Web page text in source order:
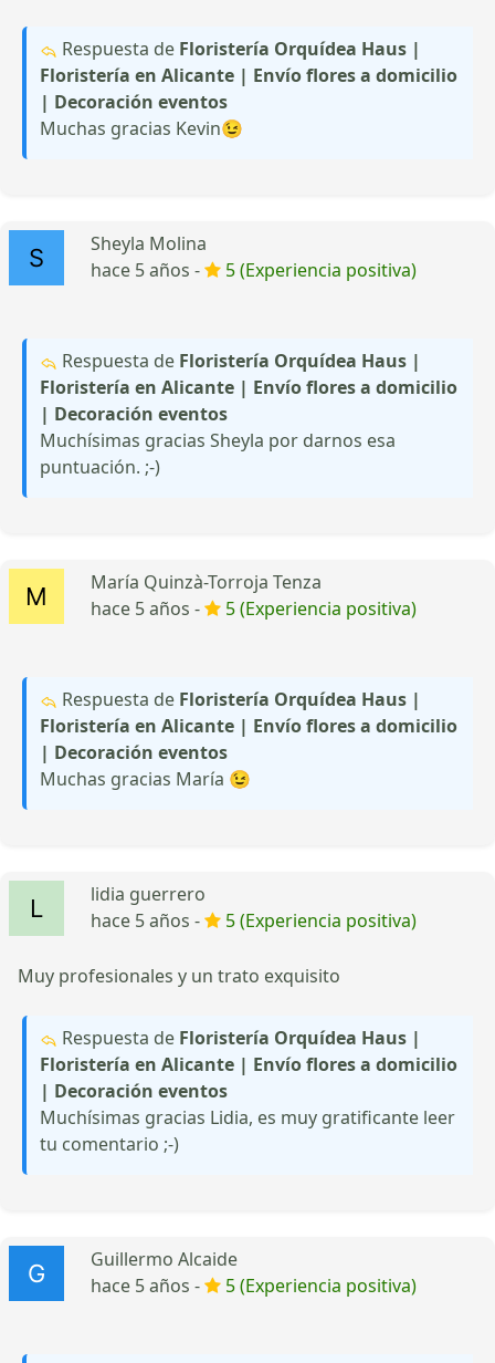
Respuesta de Floristería Orquídea Haus |
Floristería en Alicante | Envío flores a domicilio
| Decoración eventos
Muchas gracias Kevin😉
Sheyla Molina
hace 5 años -
5 (Experiencia positiva)
Respuesta de Floristería Orquídea Haus |
Floristería en Alicante | Envío flores a domicilio
| Decoración eventos
Muchísimas gracias Sheyla por darnos esa
puntuación. ;-)
María Quinzà-Torroja Tenza
hace 5 años -
5 (Experiencia positiva)
Respuesta de Floristería Orquídea Haus |
Floristería en Alicante | Envío flores a domicilio
| Decoración eventos
Muchas gracias María 😉
lidia guerrero
hace 5 años -
5 (Experiencia positiva)
Muy profesionales y un trato exquisito
Respuesta de Floristería Orquídea Haus |
Floristería en Alicante | Envío flores a domicilio
| Decoración eventos
Muchísimas gracias Lidia, es muy gratificante leer
tu comentario ;-)
Guillermo Alcaide
hace 5 años -
5 (Experiencia positiva)